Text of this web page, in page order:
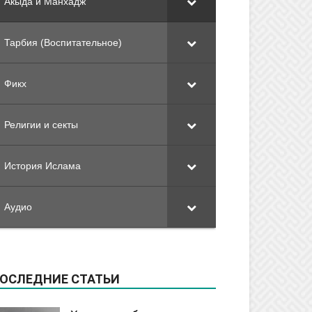
Тарбия (Воспитательное)
Фикх
Религии и секты
История Ислама
Аудио
СТАТЬИ